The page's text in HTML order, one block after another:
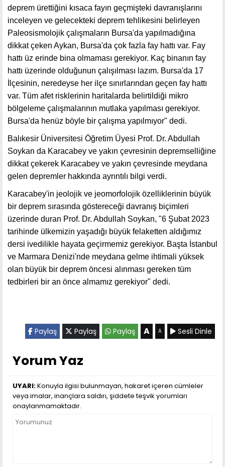
deprem ürettiğini kısaca fayın geçmişteki davranışlarını
inceleyen ve gelecekteki deprem tehlikesini belirleyen
Paleosismolojik çalışmaların Bursa'da yapılmadığına
dikkat çeken Aykan, Bursa'da çok fazla fay hattı var. Fay
hattı üz erinde bina olmaması gerekiyor. Kaç binanın fay
hattı üzerinde olduğunun çalışılması lazım. Bursa'da 17
İlçesinin, neredeyse her ilçe sınırlarından geçen fay hattı
var. Tüm afet risklerinin haritalarda belirtildiği mikro
bölgeleme çalışmalarının mutlaka yapılması gerekiyor.
Bursa'da henüz böyle bir çalışma yapılmıyor" dedi.
Balıkesir Üniversitesi Öğretim Üyesi Prof. Dr. Abdullah
Soykan da Karacabey ve yakın çevresinin depremselliğine
dikkat çekerek Karacabey ve yakın çevresinde meydana
gelen depremler hakkında ayrıntılı bilgi verdi.
Karacabey'in jeolojik ve jeomorfolojik özelliklerinin büyük
bir deprem sırasında göstereceği davranış biçimleri
üzerinde duran Prof. Dr. Abdullah Soykan, "6 Şubat 2023
tarihinde ülkemizin yaşadığı büyük felaketten aldığımız
dersi ivedilikle hayata geçirmemiz gerekiyor. Başta İstanbul
ve Marmara Denizi'nde meydana gelme ihtimali yüksek
olan büyük bir deprem öncesi alınması gereken tüm
tedbirleri bir an önce almamız gerekiyor" dedi.
Paylaş Paylaş Paylaş A A Sesli Dinle
Yorum Yaz
UYARI:Konuyla ilgisi bulunmayan, hakaret içeren cümleler
veya imalar, inançlara saldırı, şiddete teşvik yorumları
onaylanmamaktadır.